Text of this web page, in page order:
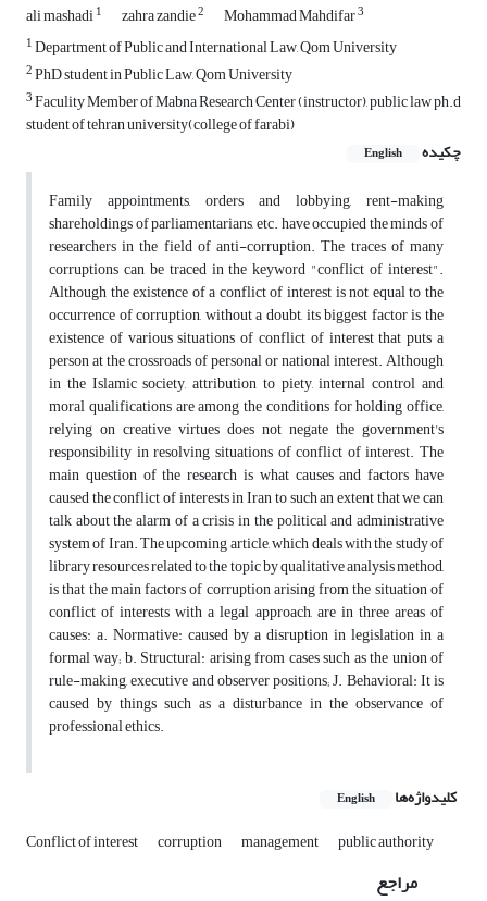
ali mashadi1 zahra zandie2 Mohammad Mahdifar3
1Department of Public and International Law, Qom University
2PhD student in Public Law, Qom University
3Faculity Member of Mabna Research Center (instructor), public law ph.d
student of tehran university(college of farabi)
چکیده
English
Family appointments, orders and lobbying, rent-making
shareholdings of parliamentarians, etc. have occupied the minds of
researchers in the field of anti-corruption. The traces of many
corruptions can be traced in the keyword "conflict of interest".
Although the existence of a conflict of interest is not equal to the
occurrence of corruption, without a doubt, its biggest factor is the
existence of various situations of conflict of interest that puts a
person at the crossroads of personal or national interest. Although
in the Islamic society, attribution to piety, internal control and
moral qualifications are among the conditions for holding office,
relying on creative virtues does not negate the government's
responsibility in resolving situations of conflict of interest. The
main question of the research is what causes and factors have
caused the conflict of interests in Iran to such an extent that we can
talk about the alarm of a crisis in the political and administrative
system of Iran. The upcoming article, which deals with the study of
library resources related to the topic by qualitative analysis method,
is that the main factors of corruption arising from the situation of
conflict of interests with a legal approach, are in three areas of
causes: a. Normative: caused by a disruption in legislation in a
formal way; b. Structural: arising from cases such as the union of
rule-making, executive and observer positions; J. Behavioral: It is
caused by things such as a disturbance in the observance of
professional ethics.
کلیدواژه‌ها English
Conflict of interest corruption management public authority
مراجع